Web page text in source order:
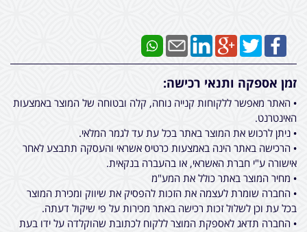
זמן אספקה ותנאי רכישה:
• האתר מאפשר ללקוחות קנייה נוחה, קלה ובטוחה של המוצר באמצעות
האינטרנט.
• ניתן לרכוש את המוצר באתר בכל עת עד לגמר המלאי.
• הרכישה באתר הינה באמצעות כרטיס אשראי והעסקה תתבצע לאחר
אישורה ע"י חברת האשראי, או בהעברה בנקאית.
• מחיר המוצר באתר כולל את המע"מ
• החברה שומרת לעצמה את הזכות להפסיק את שיווק ומכירת המוצר
בכל עת וכן לשלול זכות רכישה באתר מכירות על פי שיקול דעתה.
• החברה תדאג לאספקת המוצר ללקוח לכתובת שהוקלדה על ידו בעת